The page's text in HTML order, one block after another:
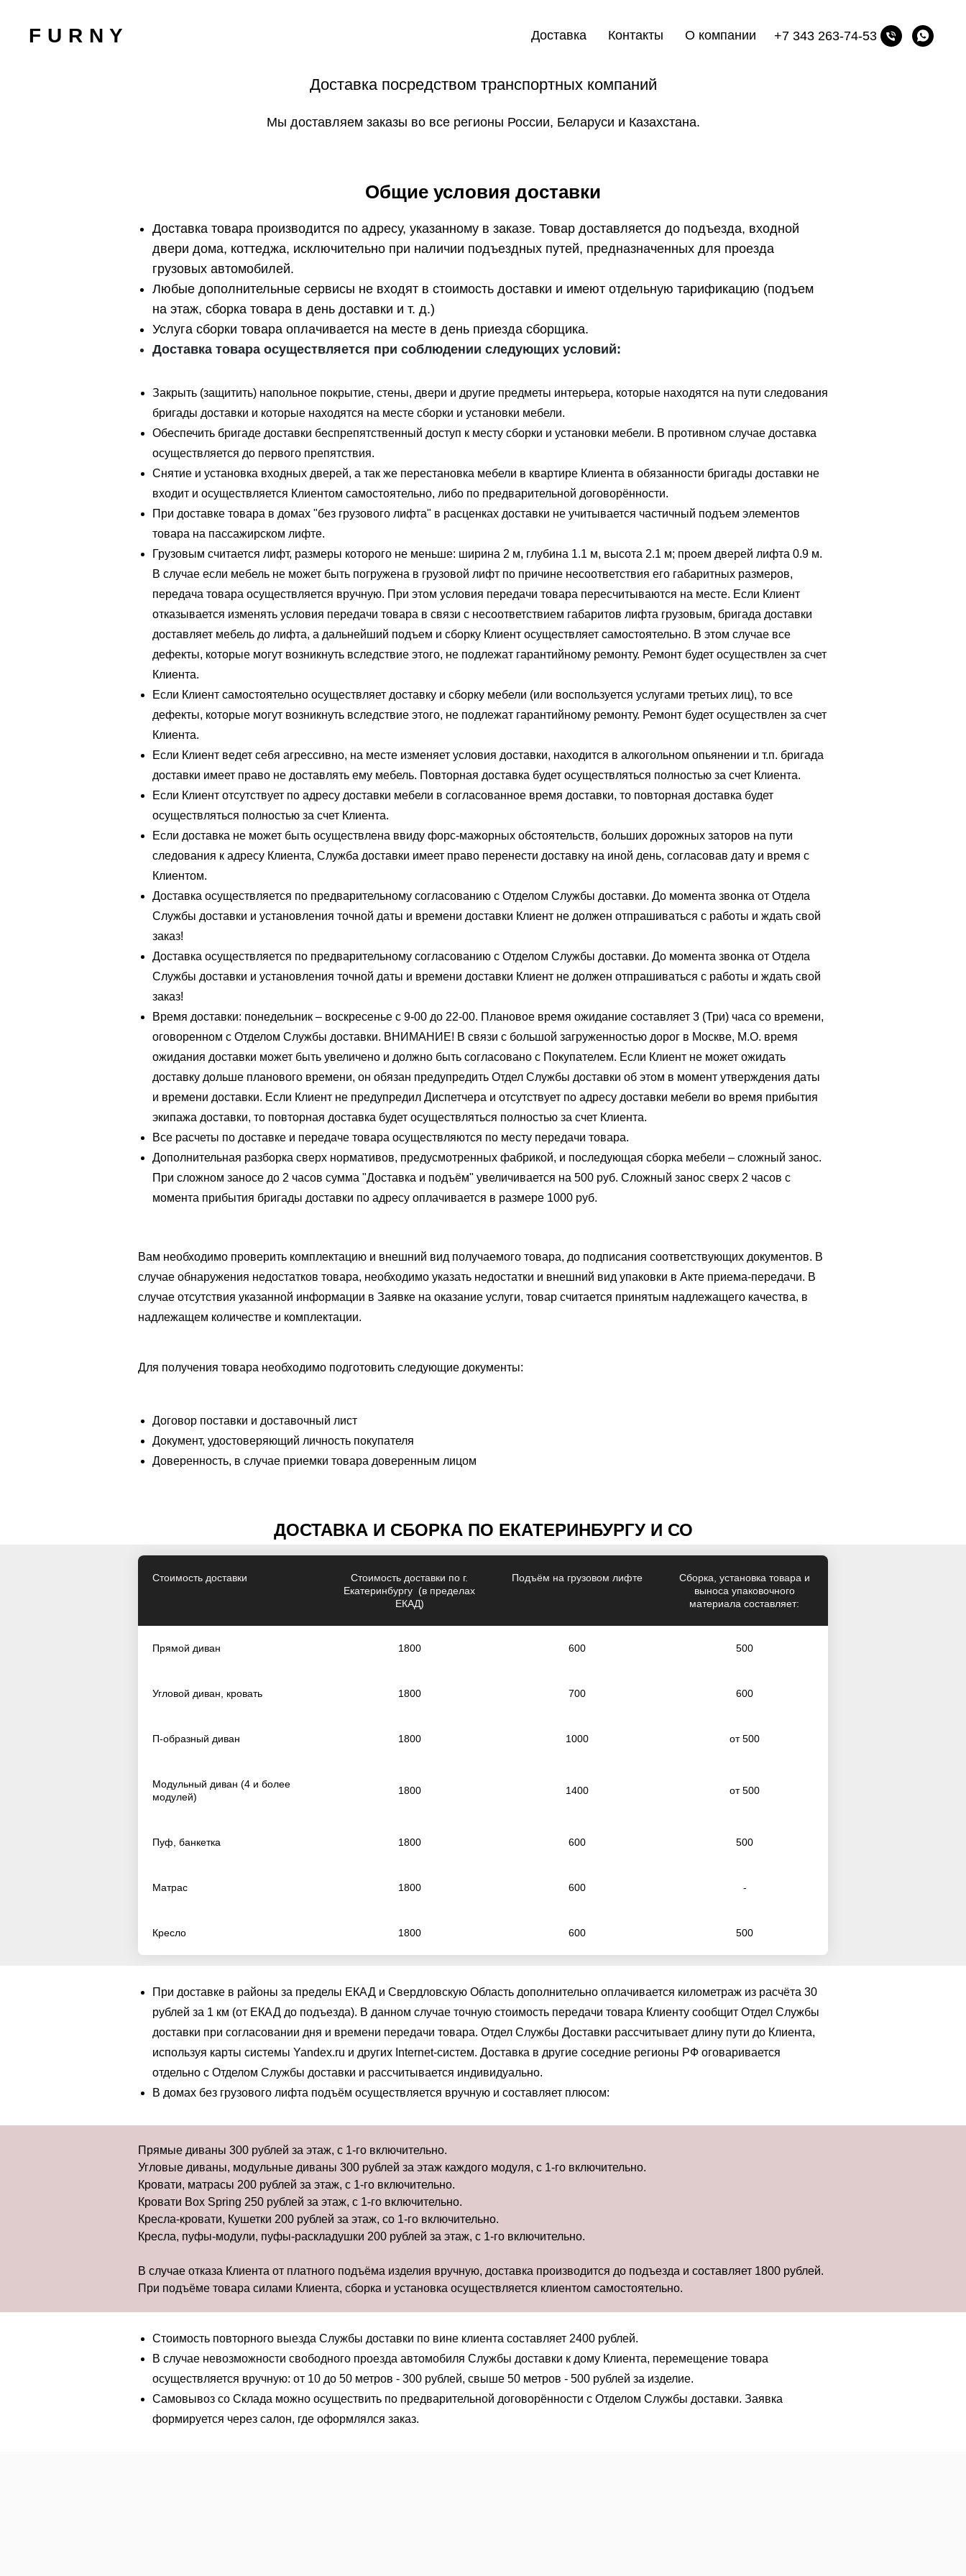
F U R N Y Доставка Контакты О компании +7 343 263-74-53
ДОСТАВКА И СБОРКА
Доставка посредством транспортных компаний
Мы доставляем заказы во все регионы России, Беларуси и Казахстана.
Общие условия доставки
Доставка товара производится по адресу, указанному в заказе. Товар доставляется до подъезда, входной
двери дома, коттеджа, исключительно при наличии подъездных путей, предназначенных для проезда
грузовых автомобилей.
Любые дополнительные сервисы не входят в стоимость доставки и имеют отдельную тарификацию (подъем
на этаж, сборка товара в день доставки и т. д.)
Услуга сборки товара оплачивается на месте в день приезда сборщика.
Доставка товара осуществляется при соблюдении следующих условий:
Закрыть (защитить) напольное покрытие, стены, двери и другие предметы интерьера, которые находятся на пути следо вания
бригады доставки и которые находятся на месте сборки и установки мебели.
Обеспечить бригаде доставки беспрепятственный доступ к месту сборки и установки мебели. В противном случае доставка
осуществляется до первого препятствия.
Снятие и установка входных дверей, а так же перестановка мебели в квартире Клиента в обязанности бригады доставки не
входит и осуществляется Клиентом самостоятельно, либо по предварительной договорённости.
При доставке товара в домах "без грузового лифта" в расценках доставки не учитывается частичный подъем элементов
товара на пассажирском лифте.
Грузовым считается лифт, размеры которого не меньше: ширина 2 м, глубина 1.1 м, высота 2.1 м; проем дверей лифта 0.9 м.
В случае если мебель не может быть погружена в грузовой лифт по причине несоответствия его габаритных размеров,
передача товара осуществляется вручную. При этом условия передачи товара пересчитываются на месте. Если Клиент
отказывается изменять условия передачи товара в связи с несоответствием габаритов лифта грузовым, бригада доставки
доставляет мебель до лифта, а дальнейший подъем и сборку Клиент осуществляет самостоятельно. В этом случае все
дефекты, которые могут возникнуть вследствие этого, не подлежат гарантийному ремонту. Ремонт будет осуществлен за счет
Клиента.
Если Клиент самостоятельно осуществляет доставку и сборку мебели (или воспользуется услугами третьих лиц), то все
дефекты, которые могут возникнуть вследствие этого, не подлежат гарантийному ремонту. Ремонт будет осуществлен за счет
Клиента.
Если Клиент ведет себя агрессивно, на месте изменяет условия доставки, находится в алкогольном опьянении и т.п. бригада
доставки имеет право не доставлять ему мебель. Повторная доставка будет осуществляться полностью за счет Клиента.
Если Клиент отсутствует по адресу доставки мебели в согласованное время доставки, то повторная доставка будет
осуществляться полностью за счет Клиента.
Если доставка не может быть осуществлена ввиду форс-мажорных обстоятельств, больших дорожных заторов на пути
следования к адресу Клиента, Служба доставки имеет право перенести доставку на иной день, согласовав дату и время с
Клиентом.
Доставка осуществляется по предварительному согласованию с Отделом Службы доставки. До момента звонка от Отдела
Службы доставки и установления точной даты и времени доставки Клиент не должен отпрашиваться с работы и ждать свой
заказ!
Доставка осуществляется по предварительному согласованию с Отделом Службы доставки. До момента звонка от Отдела
Службы доставки и установления точной даты и времени доставки Клиент не должен отпрашиваться с работы и ждать свой
заказ!
Время доставки: понедельник – воскресенье с 9-00 до 22-00. Плановое время ожидание составляет 3 (Три) часа со времени,
оговоренном с Отделом Службы доставки. ВНИМАНИЕ! В связи с большой загруженностью дорог в Москве, М.О. время
ожидания доставки может быть увеличено и должно быть согласовано с Покупателем. Если Клиент не может ожидать
доставку дольше планового времени, он обязан предупредить Отдел Службы доставки об этом в момент утверждения даты
и времени доставки. Если Клиент не предупредил Диспетчера и отсутствует по адресу доставки мебели во время прибытия
экипажа доставки, то повторная доставка будет осуществляться полностью за счет Клиента.
Все расчеты по доставке и передаче товара осуществляются по месту передачи товара.
Дополнительная разборка сверх нормативов, предусмотренных фабрикой, и последующая сборка мебели – сложный занос.
При сложном заносе до 2 часов сумма "Доставка и подъём" увеличивается на 500 руб. Сложный занос сверх 2 часов с
момента прибытия бригады доставки по адресу оплачивается в размере 1000 руб.
Вам необходимо проверить комплектацию и внешний вид получаемого товара, до подписания соответствующих документов. В
случае обнаружения недостатков товара, необходимо указать недостатки и внешний вид упаковки в Акте приема-передачи. В
случае отсутствия указанной информации в Заявке на оказание услуги, товар считается принятым надлежащего качества, в
надлежащем количестве и комплектации.
Для получения товара необходимо подготовить следующие документы:
Договор поставки и доставочный лист
Документ, удостоверяющий личность покупателя
Доверенность, в случае приемки товара доверенным лицом
ДОСТАВКА И СБОРКА ПО ЕКАТЕРИНБУРГУ И СО
Стоимость доставки
Стоимость доставки по г.
Екатеринбургу (в пределах
ЕКАД)
Подъём на грузовом лифте
Cборка, установка товара и
выноса упаковочного
материала составляет:
Прямой диван 1800 600 500
Угловой диван, кровать 1800 700 600
П-образный диван 1800 1000 от 500
Модульный диван (4 и более
модулей)
1800 1400 от 500
Пуф, банкетка 1800 600 500
Матрас 1800 600 -
Кресло 1800 600 500
При доставке в районы за пределы ЕКАД и Свердловскую Область дополнительно оплачивается километраж из расчёта 30
рублей за 1 км (от ЕКАД до подъезда). В данном случае точную стоимость передачи товара Клиенту сообщит Отдел Службы
доставки при согласовании дня и времени передачи товара. Отдел Службы Доставки рассчитывает длину пути до Клиента,
используя карты системы Yandex.ru и других Internet-систем. Доставка в другие соседние регионы РФ оговаривается
отдельно с Отделом Службы доставки и рассчитывается индивидуально.
В домах без грузового лифта подъём осуществляется вручную и составляет плюсом:
Прямые диваны 300 рублей за этаж, с 1-го включительно.
Угловые диваны, модульные диваны 300 рублей за этаж каждого модуля, с 1-го включительно.
Кровати, матрасы 200 рублей за этаж, с 1-го включительно.
Кровати Box Spring 250 рублей за этаж, с 1-го включительно.
Кресла-кровати, Кушетки 200 рублей за этаж, со 1-го включительно.
Кресла, пуфы-модули, пуфы-раскладушки 200 рублей за этаж, с 1-го включительно.
В случае отказа Клиента от платного подъёма изделия вручную, доставка производится до подъезда и составляет 1800 рублей.
При подъёме товара силами Клиента, сборка и установка осуществляется клиентом самостоятельно.
Стоимость повторного выезда Службы доставки по вине клиента составляет 2400 рублей.
В случае невозможности свободного проезда автомобиля Службы доставки к дому Клиента, перемещение товара
осуществляется вручную: от 10 до 50 метров - 300 рублей, свыше 50 метров - 500 рублей за изделие.
Самовывоз со Склада можно осуществить по предварительной договорённости с Отделом Службы доставки. Заявка
формируется через салон, где оформлялся заказ.